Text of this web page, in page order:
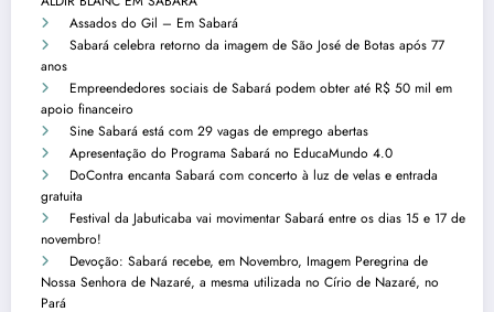
Assados do Gil – Em Sabará
Sabará celebra retorno da imagem de São José de Botas após 77
anos
Empreendedores sociais de Sabará podem obter até R$ 50 mil em
apoio financeiro
Sine Sabará está com 29 vagas de emprego abertas
Apresentação do Programa Sabará no EducaMundo 4.0
DoContra encanta Sabará com concerto à luz de velas e entrada
gratuita
Festival da Jabuticaba vai movimentar Sabará entre os dias 15 e 17 de
novembro!
Devoção: Sabará recebe, em Novembro, Imagem Peregrina de
Nossa Senhora de Nazaré, a mesma utilizada no Círio de Nazaré, no
Pará